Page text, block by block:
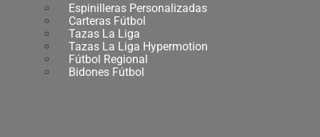
Espinilleras Personalizadas
Carteras Fútbol
Tazas La Liga
Tazas La Liga Hypermotion
Fútbol Regional
Bidones Fútbol